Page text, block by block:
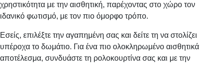
χρηστικότητα με την αισθητική, παρέχοντας στο χώρο τον
ιδανικό φωτισμό, με τον πιο όμορφο τρόπο.
Εσείς, επιλέξτε την αγαπημένη σας και δείτε τη να στολίζει
υπέροχα το δωμάτιο. Για ένα πιο ολοκληρωμένο αισθητικά
αποτέλεσμα, συνδυάστε τη ρολοκουρτίνα σας και με την